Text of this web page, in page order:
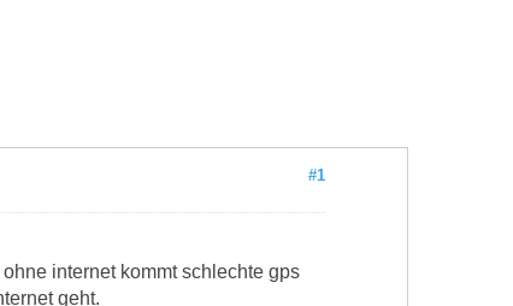
#1
internet kommt schlechte gps
geht.